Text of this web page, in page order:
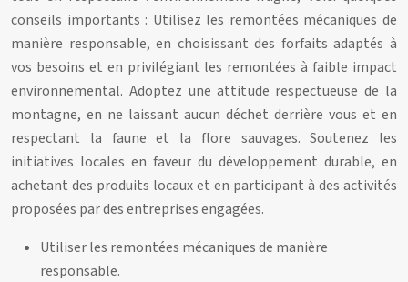
conseils importants : Utilisez les remontées mécaniques de
manière responsable, en choisissant des forfaits adaptés à
vos besoins et en privilégiant les remontées à faible impact
environnemental. Adoptez une attitude respectueuse de la
montagne, en ne laissant aucun déchet derrière vous et en
respectant la faune et la flore sauvages. Soutenez les
initiatives locales en faveur du développement durable, en
achetant des produits locaux et en participant à des activités
proposées par des entreprises engagées.
Utiliser les remontées mécaniques de manière
responsable.